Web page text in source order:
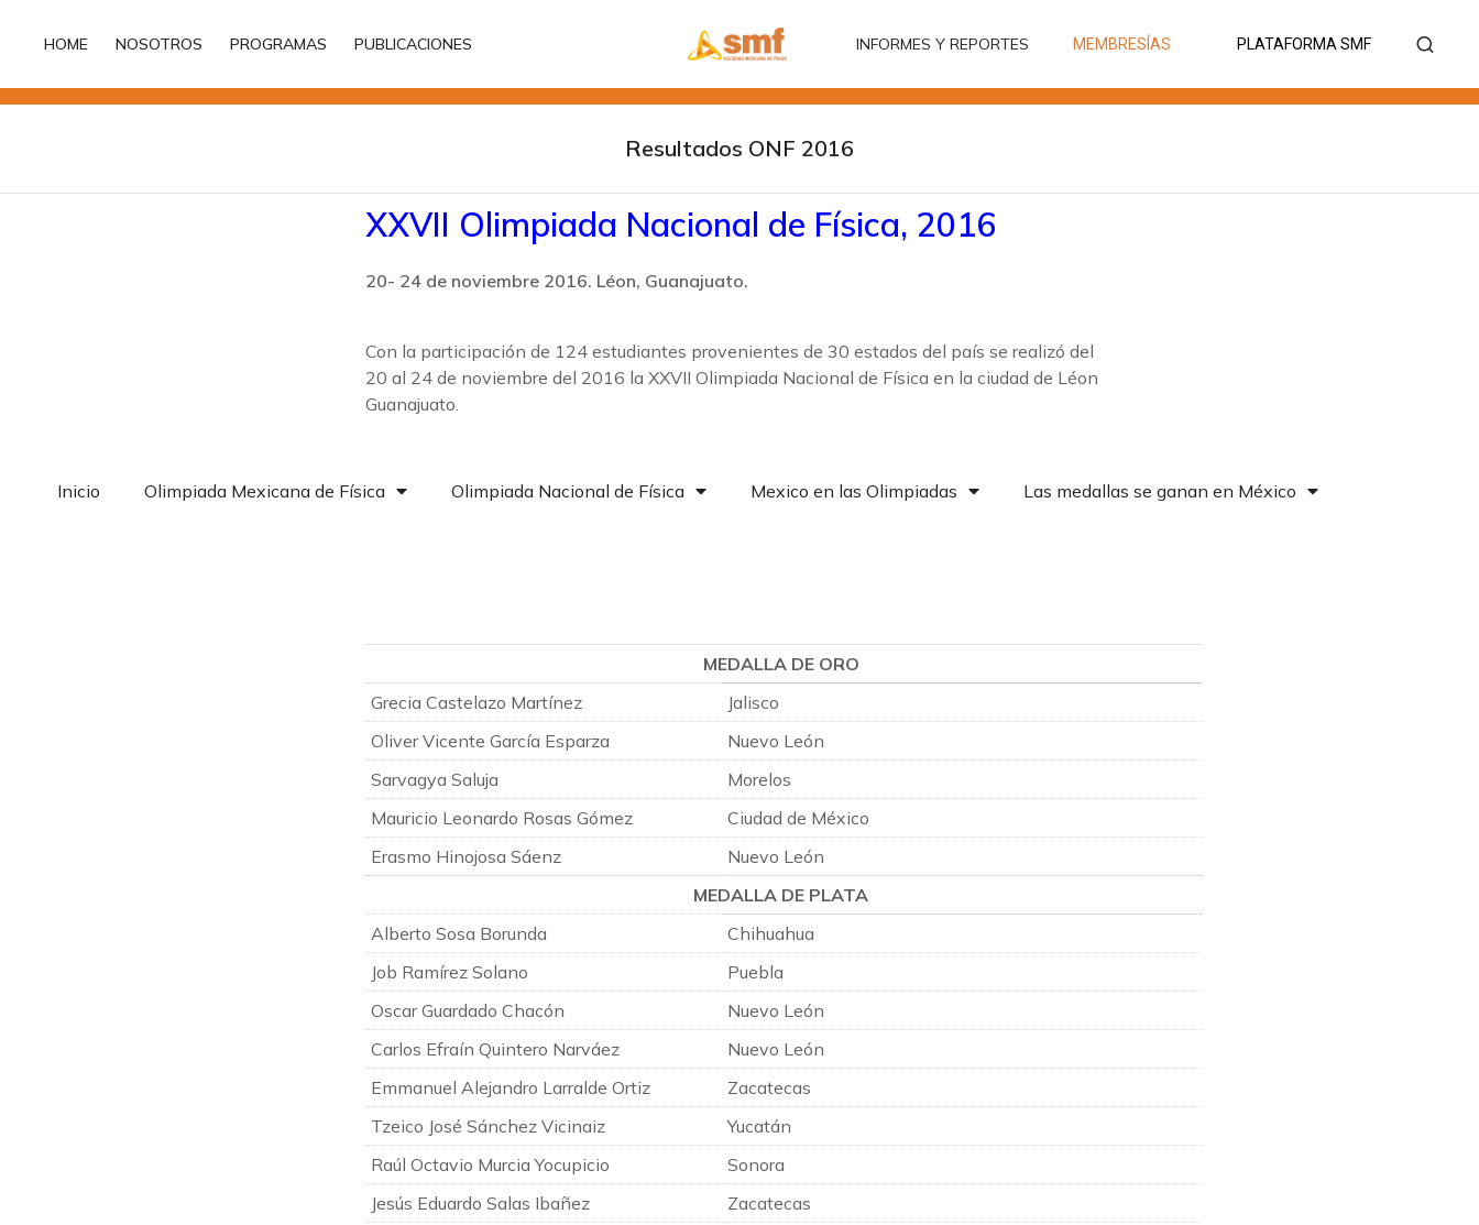
HOME NOSOTROS PROGRAMAS PUBLICACIONES INFORMES Y REPORTES MEMBRESÍAS PLATAFORMA SMF
Resultados ONF 2016
XXVII Olimpiada Nacional de Física, 2016
20- 24 de noviembre 2016. Léon, Guanajuato.
Con la participación de 124 estudiantes provenientes de 30 estados del país se realizó del
20 al 24 de noviembre del 2016 la XXVII Olimpiada Nacional de Física en la ciudad de Léon
Guanajuato.
Inicio Olimpiada Mexicana de Física Olimpiada Nacional de Física Mexico en las Olimpiadas Las medallas se ganan en México
MEDALLA DE ORO
Grecia Castelazo Martínez
Jalisco
Oliver Vicente García Esparza
Nuevo León
Sarvagya Saluja
Morelos
Mauricio Leonardo Rosas Gómez
Ciudad de México
Erasmo Hinojosa Sáenz
Nuevo León
MEDALLA DE PLATA
Alberto Sosa Borunda
Chihuahua
Job Ramírez Solano
Puebla
Oscar Guardado Chacón
Nuevo León
Carlos Efraín Quintero Narváez
Nuevo León
Emmanuel Alejandro Larralde Ortiz
Zacatecas
Tzeico José Sánchez Vicinaiz
Yucatán
Raúl Octavio Murcia Yocupicio
Sonora
Jesús Eduardo Salas Ibañez
Zacatecas
MEMBRESÍAS